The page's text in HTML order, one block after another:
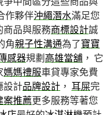
作夥伴沖繩潛水滿足您
商品與服務商標設計誠
角親子性溝通為了寶寶
感器規劃高雄當舖 ， 它
媽媽禮服車貸專家免費
設計品牌設計 ， 耳屎完
案推薦更多服務等著您